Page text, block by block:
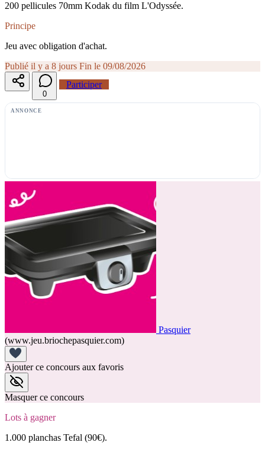
200 pellicules 70mm Kodak du film L'Odyssée.
Principe
Jeu avec obligation d'achat.
Publié il y a 8 jours Fin le 09/08/2026
0
Participer
ANNONCE
Pasquier
(www.jeu.briochepasquier.com)
Ajouter ce concours aux favoris
Masquer ce concours
Lots à gagner
1.000 planchas Tefal (90€).